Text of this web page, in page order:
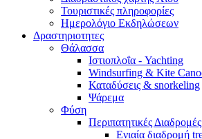
Τουριστικές πληροφορίες
Ημερολόγιο Εκδηλώσεων
Δραστηριοτητες
Θάλασσα
Ιστιοπλοΐα - Yachting
Windsurfing & Kite
Καταδύσεις & snorkeling
Ψάρεμα
Φύση
Περιπατητικές Διαδρομές
Ενιαία διαδρομή